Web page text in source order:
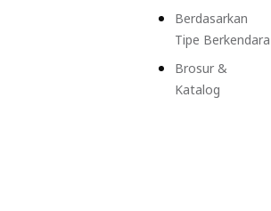
Berdasarkan
Tipe Berkendara
Brosur &
Katalog